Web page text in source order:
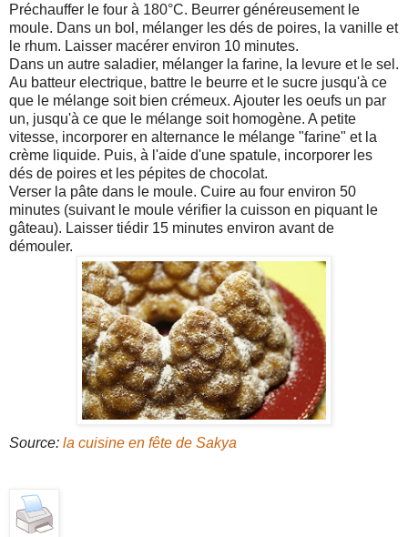
Préchauffer le four à 180°C. Beurrer généreusement le
moule. Dans un bol, mélanger les dés de poires, la vanille et
le rhum. Laisser macérer environ 10 minutes.
Dans un autre saladier, mélanger la farine, la levure et le sel.
Au batteur electrique, battre le beurre et le sucre jusqu'à ce
que le mélange soit bien crémeux. Ajouter les oeufs un par
un, jusqu'à ce que le mélange soit homogène. A petite
vitesse, incorporer en alternance le mélange "farine" et la
crème liquide. Puis, à l'aide d'une spatule, incorporer les
dés de poires et les pépites de chocolat.
Verser la pâte dans le moule. Cuire au four environ 50
minutes (suivant le moule vérifier la cuisson en piquant le
gâteau). Laisser tiédir 15 minutes environ avant de
démouler.
Source: la cuisine en fête de Sakya